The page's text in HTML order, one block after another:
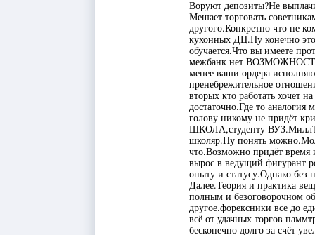
Воруют депозиты?Не
Мешает торговать
другого.Конкретно что не
кухонных ДЦ.Ну конечно
обучается.Что вы имеете
межбанк нет ВОЗМОЖНОСТИ
менее ваши ордера
пренебрежительное
вторых кто работать хочет
достаточно.Где то
голову никому не придёт
ШКОЛА,студенту
школяр.Ну понять
что.Возможно придёт время
вырос в ведущий фигурант
опыту и статусу.Однако без
Далее.Теория и практика
полным и безоговорочном
другое.форексники все до
всё от удачных торгов
бесконечно долго за счёт